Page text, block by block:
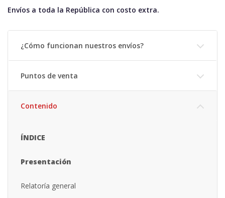
Envíos a toda la República con costo extra.
¿Cómo funcionan nuestros envíos?
Puntos de venta
Contenido
ÍNDICE
Presentación
Relatoría general